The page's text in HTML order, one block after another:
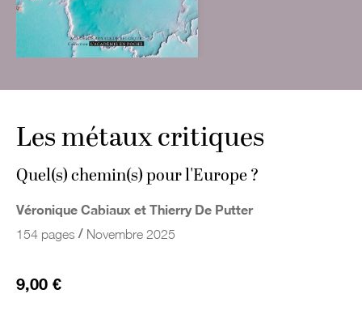
Les métaux critiques
Quel(s) chemin(s) pour l'Europe ?
Véronique Cabiaux et Thierry De Putter
154 pages / Novembre 2025
9,00 €